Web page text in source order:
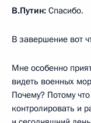
В.Путин: Спасибо.
В завершение вот
Мне особенно
видеть военных
Почему? Потому
контролировать и